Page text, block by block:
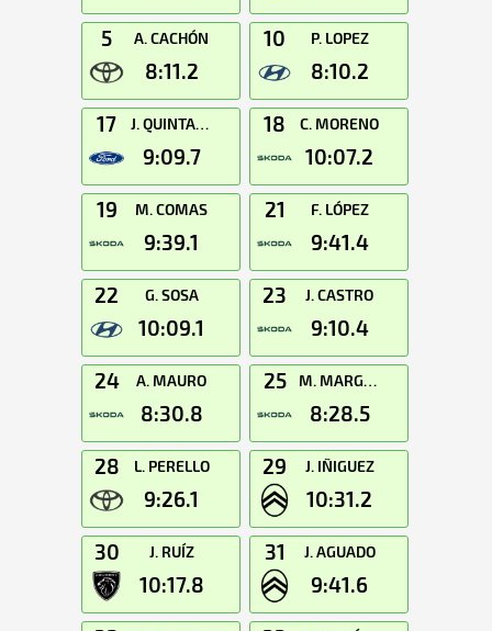
5 A. CACHÓN
8:11.2
10 P. LOPEZ
8:10.2
17 J. QUINTANA
9:09.7
18 C. MORENO
10:07.2
19 M. COMAS
9:39.1
21 F. LÓPEZ
9:41.4
22 G. SOSA
10:09.1
23 J. CASTRO
9:10.4
24 A. MAURO
8:30.8
25 M. MARGAILLAN
8:28.5
28 L. PERELLO
9:26.1
29 J. IÑIGUEZ
10:31.2
30 J. RUÍZ
10:17.8
31 J. AGUADO
9:41.6